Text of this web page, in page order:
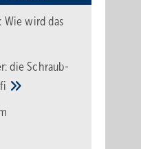
Wie wird das
die Schraub­